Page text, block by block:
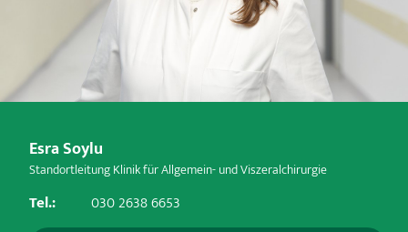
Esra Soylu
Standortleitung Klinik für Allgemein- und Viszeralchirurgie
Tel.: 030 2638 6653